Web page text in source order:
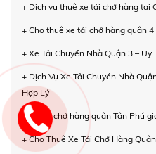
+ Dịch vụ thuê xe tải chở hàng tại
+ Cho thuê xe tải chở hàng quận
+ Xe Tải Chuyển Nhà Quận 3 – Uy
+ Dịch Vụ Xe Tải Chuyển Nhà
Hợp Lý
+ Xe tải chở hàng quận Tân Phú
+ Cho Thuê Xe Tải Chở Hàng